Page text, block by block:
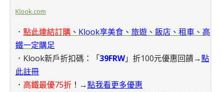
Klook.com
． 點此連結訂購 、Klook享美食、旅遊、飯店、租車、高
鐵一定購足
．Klook新戶折扣碼：「39FRW」折100元優惠回饋→點
此註冊
． 高鐵最優75折 ！→點我看更多優惠